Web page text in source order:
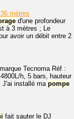
36 mètres
d'une profondeur
à 3 mètres ; Le
avoir un débit entre 2
marque Tecnoma Réf :
h, 5 bars, hauteur
J'ai installé ma pompe
fait sauter le DJ